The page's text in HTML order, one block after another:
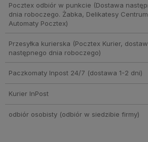
Pocztex odbiór w punkcie (Dostawa
dnia roboczego. Żabka, Delikatesy
Automaty Pocztex)
Przesyłka kurierska (Pocztex Kurier,
następnego dnia roboczego)
Paczkomaty Inpost 24/7 (dostawa 1-2 dni)
Kurier InPost
odbiór osobisty(odbiór w siedzibie firmy)